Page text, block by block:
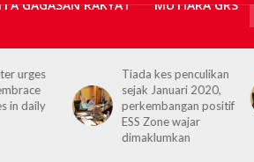
GAGASAN RAKYAT MUTIARA GRS
2020,
positif
No kidnap-for-
ransom cases since
2020, Hajiji credits
Security Agencies